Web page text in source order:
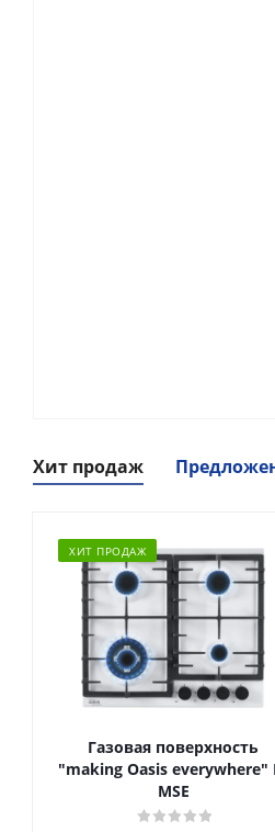
Хит продаж
ХИТ ПРОДАЖ
Газовая поверхность
"making Oasis everywhere"
MSE